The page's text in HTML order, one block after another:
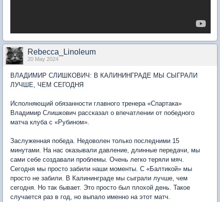
Rebecca_Linoleum
20 May 2024
ВЛАДИМИР СЛИШКОВИЧ: В КАЛИНИНГРАДЕ МЫ СЫГРАЛИ
ЛУЧШЕ, ЧЕМ СЕГОДНЯ
Исполняющий обязанности главного тренера «Спартака»
Владимир Слишкович рассказал о впечатлении от победного
матча клуба с «Рубином».
Заслуженная победа. Недоволен только последними 15
минутами. На нас оказывали давление, длинные передачи, мы
сами себе создавали проблемы. Очень легко теряли мяч.
Сегодня мы просто забили наши моменты. С «Балтикой» мы
просто не забили. В Калининграде мы сыграли лучше, чем
сегодня. Но так бывает. Это просто был плохой день. Такое
случается раз в год, но выпало именно на этот матч.